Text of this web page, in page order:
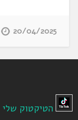
20/04/2025
הטיקטוק שלי